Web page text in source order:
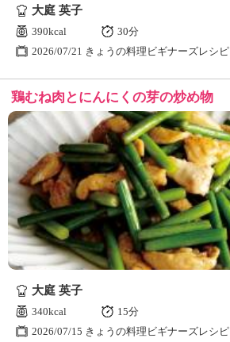
大庭 英子
390kcal
30分
2026/07/21 きょうの料理ビギナーズレシピ
鶏むね肉とにんにくの芽の炒め物
大庭 英子
340kcal
15分
2026/07/15 きょうの料理ビギナーズレシピ